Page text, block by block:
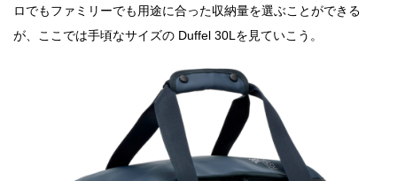
ロでもファミリーでも用途に合った収納量を選ぶことができる
が、ここでは手頃なサイズの Duffel 30Lを見ていこう。